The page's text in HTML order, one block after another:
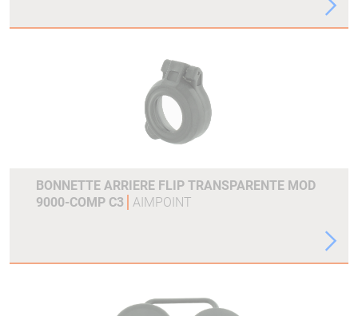
BONNETTE ARRIERE FLIP TRANSPARENTE MOD
9000-COMP C3
AIMPOINT